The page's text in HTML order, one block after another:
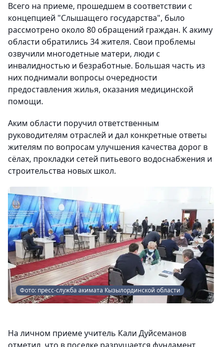
Всего на приеме, прошедшем в соответствии с
концепцией "Слышащего государства", было
рассмотрено около 80 обращений граждан. К акиму
области обратились 34 жителя. Свои проблемы
озвучили многодетные матери, люди с
инвалидностью и безработные. Большая часть из
них поднимали вопросы очередности
предоставления жилья, оказания медицинской
помощи.
Аким области поручил ответственным
руководителям отраслей и дал конкретные ответы
жителям по вопросам улучшения качества дорог в
сёлах, прокладки сетей питьевого водоснабжения и
строительства новых школ.
Фото: пресс-служба акимата Кызылординской области
На личном приеме учитель Кали Дуйсеманов
отметил, что в поселке разрушается фундамент